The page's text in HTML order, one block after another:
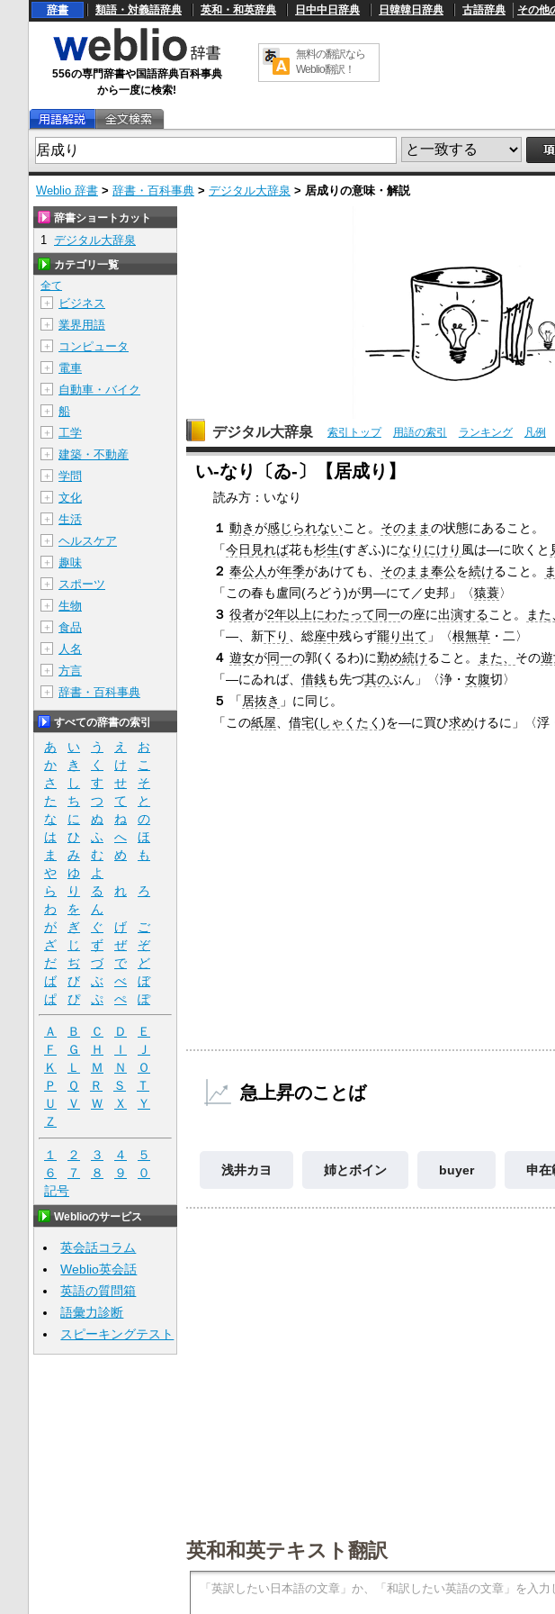
辞書 類語・対義語辞典 英和・和英辞典 日中中日辞典 日韓韓日辞典 古語辞典 その他
556の専門辞書や国語辞典百科事典
から一度に検索!
無料の翻訳なら
Weblio翻訳！
Weblio 辞書 > 辞書・百科事典 > デジタル大辞泉 > 居成りの意味・解説
デジタル大辞泉 索引トップ 用語の索引 ランキング 凡例
い‐なり〔ゐ‐〕【居成り】
読み方：いなり
１ 動きが感じられないこと。 そのままの状態にあること。
「今日 見れば花も杉生(すぎふ)になりにけり 風は―に吹くと
２ 奉公人が年季があけても、 そのまま奉公を続けること。
「この春も盧同(ろどう)が男―にて／史邦」〈猿蓑〉
３ 役者が2年以上にわたって同一の座に出演すること。 また
「―、新下り 、総座中残らず罷り出て 」〈根無草 ・二〉
４ 遊女が同一の郭(くるわ)に勤め続けること。 また、 その
「―にゐれば、借銭も先づ其のぶん」〈浄・女腹切〉
５
「 居抜き 」に同じ。
「この紙屋 、借宅(しゃくたく)を―に買ひ求めけるに」〈浮
急上昇のことば
浅井カヨ 姉とボイン buyer 申在
英和和英テキスト翻訳
辞書ショートカット
1 デジタル大辞泉
カテゴリ一覧
全て
＋
ビジネス
＋ 業界用語
＋ コンピュータ
＋ 電車
＋ 自動車・バイク
＋ 船
＋ 工学
＋ 建築・不動産
＋ 学問
＋ 文化
＋ 生活
＋ ヘルスケア
＋ 趣味
＋ スポーツ
＋ 生物
＋ 食品
＋ 人名
＋ 方言
＋ 辞書・百科事典
すべての辞書の索引
あ い う え
お
か
き く け
こ
さ
し す せ
そ
た
ち つ て
と
な
に ぬ ね
の
は
ひ ふ へ
ほ
ま
み む め
も
や
ゆ
よ
ら
り る れ
ろ
わ
を
ん
が
ぎ ぐ げ
ご
ざ
じ ず ぜ
ぞ
だ
ぢ づ で
ど
ば
び ぶ べ
ぼ
ぱ
ぴ ぷ ぺ ぽ
Ａ Ｂ Ｃ Ｄ
Ｅ
Ｆ
Ｇ Ｈ Ｉ
Ｊ
Ｋ
Ｌ Ｍ Ｎ
Ｏ
Ｐ
Ｑ Ｒ Ｓ
Ｔ
Ｕ
Ｖ Ｗ Ｘ
Ｙ
Ｚ
１ ２ ３ ４
５
６
７ ８ ９
０
記号
Weblioのサービス
英会話コラム
Weblio英会話
英語の質問箱
語彙力診断
スピーキングテスト